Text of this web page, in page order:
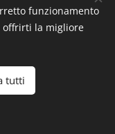
CAMERA DI COMMERCIO
Di Tommaso
funzionamento
offrirti la migliore
tutti